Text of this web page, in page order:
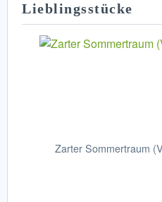
Lieblingsstücke
Zarter Sommertraum